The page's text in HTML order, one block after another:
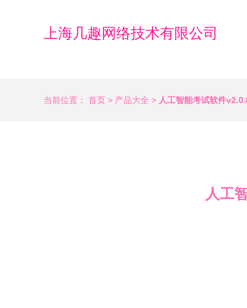
上海几趣网络技术有限公司
当前位置： 首页 > 产品大全 > 人工智能考试软件
人工